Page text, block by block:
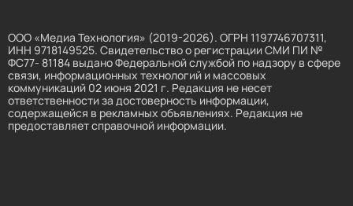
ООО «Медиа Технология» (2019-2026). ОГРН 1197746707311,
ИНН 9718149525. Свидетельство о регистрации СМИ ПИ №
ФС77- 81184 выдано Федеральной службой по надзору в сфере
связи, информационных технологий и массовых
коммуникаций 02 июня 2021 г. Редакция не несет
ответственности за достоверность информации,
содержащейся в рекламных объявлениях. Редакция не
предоставляет справочной информации.